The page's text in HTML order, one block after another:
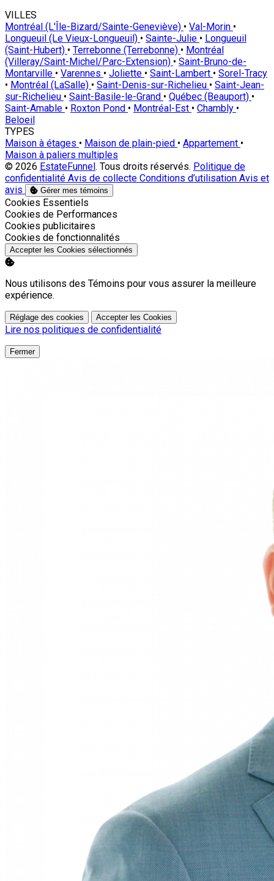
VILLES
Montréal (L'Île-Bizard/Sainte-Geneviève) • Val-Morin •
Longueuil (Le Vieux-Longueuil) • Sainte-Julie • Longueuil
(Saint-Hubert) • Terrebonne (Terrebonne) • Montréal
(Villeray/Saint-Michel/Parc-Extension) • Saint-Bruno-de-
Montarville • Varennes • Joliette • Saint-Lambert • Sorel-Tracy
• Montréal (LaSalle) • Saint-Denis-sur-Richelieu • Saint-Jean-
sur-Richelieu • Saint-Basile-le-Grand • Québec (Beauport) •
Saint-Amable • Roxton Pond • Montréal-Est • Chambly •
Beloeil
TYPES
Maison à étages • Maison de plain-pied • Appartement •
Maison à paliers multiples
© 2026 EstateFunnel. Tous droits réservés. Politique de
confidentialité Avis de collecte Conditions d’utilisation Avis et
avis
Gérer mes témoins
Activer
Cookies Essentiels
Activer
Cookies de Performances
Activer
Cookies publicitaires
Activer
Cookies de fonctionnalités
Accepter les Cookies sélectionnés
Nous utilisons des Témoins pour vous assurer la meilleure
expérience.
Réglage des cookies Accepter les Cookies
Lire nos politiques de confidentialité
Fermer